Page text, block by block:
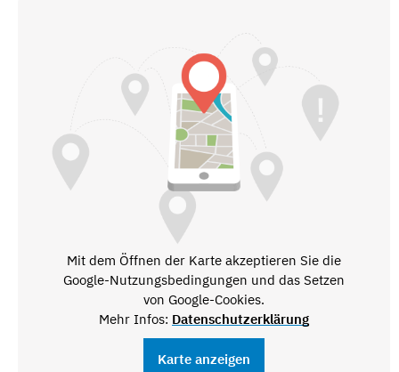
Mit dem Öffnen der Karte akzeptieren Sie die
Google-Nutzungsbedingungen und das Setzen
von Google-Cookies.
Mehr Infos: Datenschutzerklärung
Karte anzeigen